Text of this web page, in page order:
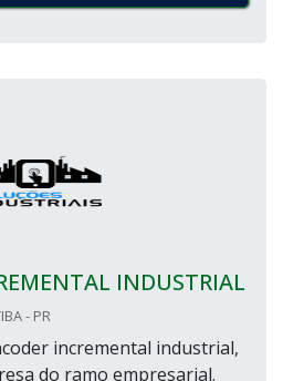
INDUSTRIAL
- PR
incremental industrial,
do ramo empresarial.